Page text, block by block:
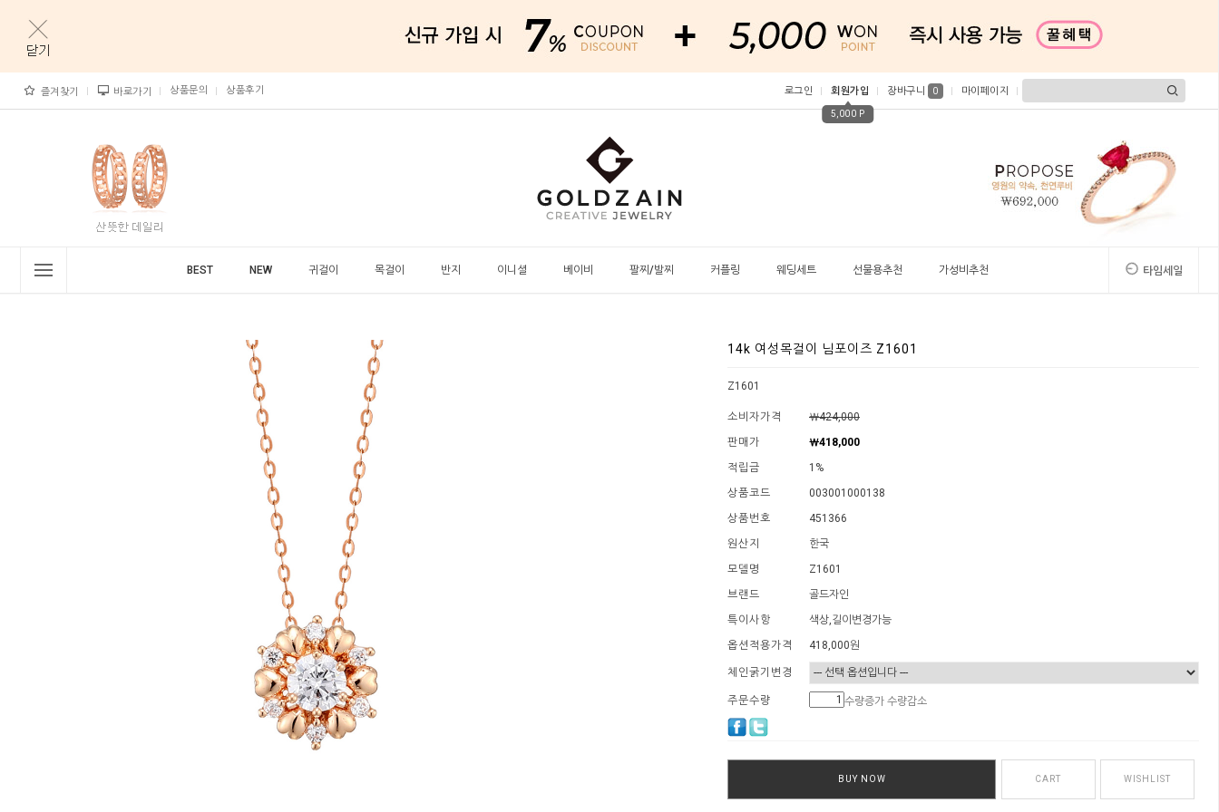
즐겨찾기 바로가기 상품문의 상품후기 로그인 회원가입
5,000 P
장바구니 0 마이페이지
BEST NEW 귀걸이 목걸이 반지 이니셜 베이비 팔찌/발찌 커플링 웨딩세트 선물용추천 가성비추천 타임세일
14k 여성목걸이 님포이즈 Z1601
Z1601
소비자가격
￦424,000
판매가
￦418,000
적립금
1%
상품코드
003001000138
상품번호
451366
원산지
한국
모델명
Z1601
브랜드
골드자인
특이사항
색상,길이변경가능
옵션적용가격
418,000원
체인굵기변경
주문수량 수량증가 수량감소
BUY NOW CART WISHLIST